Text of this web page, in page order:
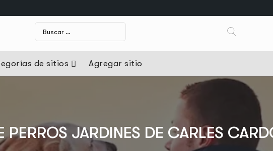
de sitios Agregar sitio
PERROS JARDINES DE CARLES